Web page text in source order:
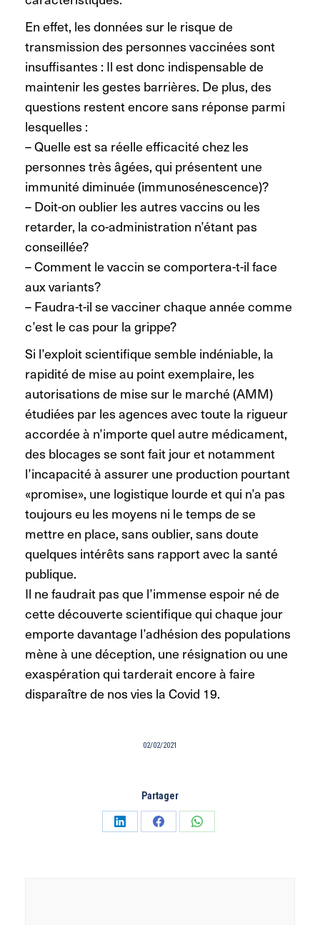
En effet, les données sur le risque de
transmission des personnes vaccinées sont
insuffisantes : Il est donc indispensable de
maintenir les gestes barrières. De plus, des
questions restent encore sans réponse parmi
lesquelles :
– Quelle est sa réelle efficacité chez les
personnes très âgées, qui présentent une
immunité diminuée (immunosénescence)?
– Doit-on oublier les autres vaccins ou les
retarder, la co-administration n’étant pas
conseillée?
– Comment le vaccin se comportera-t-il face
aux variants?
– Faudra-t-il se vacciner chaque année comme
c’est le cas pour la grippe?
Si l’exploit scientifique semble indéniable, la
rapidité de mise au point exemplaire, les
autorisations de mise sur le marché (AMM)
étudiées par les agences avec toute la rigueur
accordée à n’importe quel autre médicament,
des blocages se sont fait jour et notamment
l’incapacité à assurer une production pourtant
«promise», une logistique lourde et qui n’a pas
toujours eu les moyens ni le temps de se
mettre en place, sans oublier, sans doute
quelques intérêts sans rapport avec la santé
publique.
Il ne faudrait pas que l’immense espoir né de
cette découverte scientifique qui chaque jour
emporte davantage l’adhésion des populations
mène à une déception, une résignation ou une
exaspération qui tarderait encore à faire
disparaître de nos vies la Covid 19.
02/02/2021
Partager
PartagerPartagerPartager